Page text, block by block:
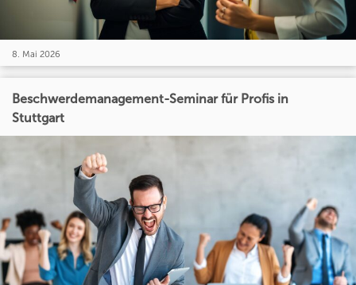
8. Mai 2026
Beschwerdemanagement-Seminar für Profis in
Stuttgart